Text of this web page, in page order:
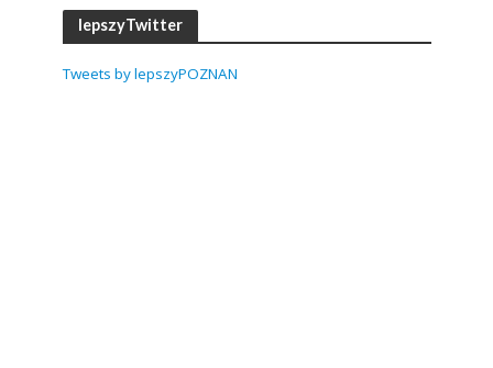
lepszyTwitter
Tweets by lepszyPOZNAN